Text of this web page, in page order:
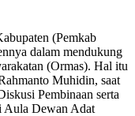
(Pemkab
dalam mendukung
(Ormas). Hal itu
Muhidin, saat
Pembinaan serta
Aula Dewan Adat